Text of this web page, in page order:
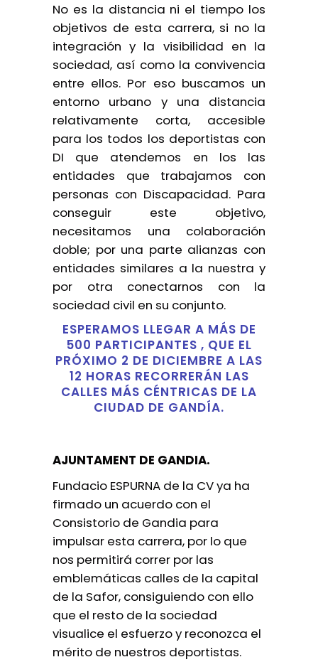
No es la distancia ni el tiempo los
objetivos de esta carrera, si no la
integración y la visibilidad en la
sociedad, así como la convivencia
entre ellos. Por eso buscamos un
entorno urbano y una distancia
relativamente corta, accesible
para los todos los deportistas con
DI que atendemos en los las
entidades que trabajamos con
personas con Discapacidad. Para
conseguir este objetivo,
necesitamos una colaboración
doble; por una parte alianzas con
entidades similares a la nuestra y
por otra conectarnos con la
sociedad civil en su conjunto.
ESPERAMOS LLEGAR A MÁS DE
500 PARTICIPANTES , QUE EL
PRÓXIMO 2 DE DICIEMBRE A LAS
12 HORAS RECORRERÁN LAS
CALLES MÁS CÉNTRICAS DE LA
CIUDAD DE GANDÍA.
AJUNTAMENT DE GANDIA.
Fundacio ESPURNA de la CV ya ha
firmado un acuerdo con el
Consistorio de Gandia para
impulsar esta carrera, por lo que
nos permitirá correr por las
emblemáticas calles de la capital
de la Safor, consiguiendo con ello
que el resto de la sociedad
visualice el esfuerzo y reconozca el
mérito de nuestros deportistas.